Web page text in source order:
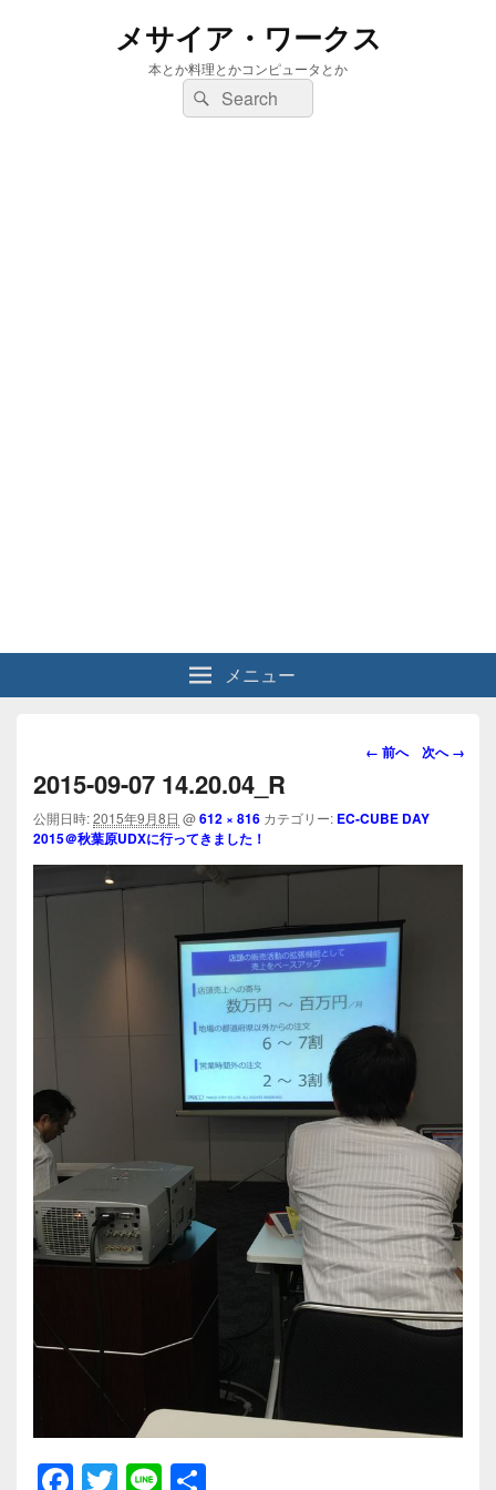
メサイア・ワークス
本とか料理とかコンピュータとか
検
索:
検
索
メニュー
画
ビ
ー
ョ
ン
← 前へ 次へ →
2015-09-07 14.20.04_R
公開日時:2015年9月8日 @612 × 816 カテゴリー: EC-CUBE DAY
2015＠秋葉原UDXに行ってきました！